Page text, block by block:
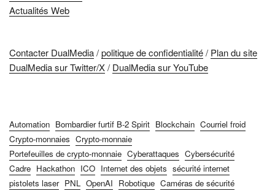
Actualités Web
Contacter DualMedia/politique de confidentialité/ Plan du site
DualMedia sur Twitter/X/ DualMedia sur YouTube
Automation Bombardier furtif B-2 Spirit Blockchain Courriel froid
Crypto-monnaies Crypto-monnaie
Portefeuilles de crypto-monnaie Cyberattaques Cybersécurité
Cadre Hackathon ICO Internet des objets sécurité internet
pistolets laser PNL OpenAI Robotique Caméras de sécurité